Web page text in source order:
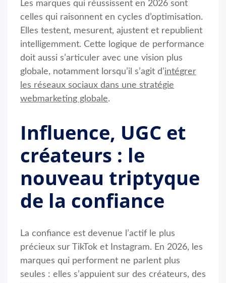
Les marques qui réussissent en 2026 sont
celles qui raisonnent en cycles d’optimisation.
Elles testent, mesurent, ajustent et republient
intelligemment. Cette logique de performance
doit aussi s’articuler avec une vision plus
globale, notamment lorsqu’il s’agit d’intégrer
les réseaux sociaux dans une stratégie
webmarketing globale.
Influence, UGC et
créateurs : le
nouveau triptyque
de la confiance
La confiance est devenue l’actif le plus
précieux sur TikTok et Instagram. En 2026, les
marques qui performent ne parlent plus
seules : elles s’appuient sur des créateurs, des